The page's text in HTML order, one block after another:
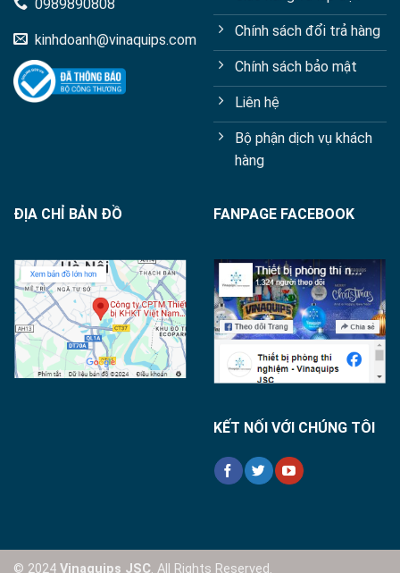
0989890808
kinhdoanh@vinaquips.com
Chính sách đổi trả hàng
Chính sách bảo mật
Liên hệ
Bộ phận dịch vụ khách
hàng
ĐỊA CHỈ BẢN ĐỒ FANPAGE FACEBOOK
KẾT NỐI VỚI CHÚNG TÔI
© 2024 Vinaquips JSC. All Rights Reserved.